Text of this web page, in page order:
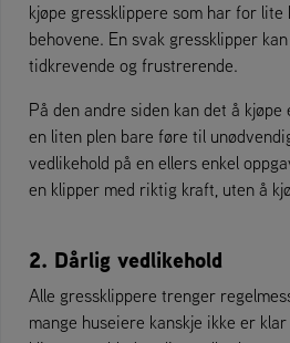
kjøpe gressklippere som har for lite
behovene. En svak gressklipper
tidkrevende og frustrerende.
På den andre siden kan det å
en liten plen bare føre til
vedlikehold på en ellers enkel
en klipper med riktig kraft, uten å
2. Dårlig vedlikehold
Alle gressklippere trenger
mange huseiere kanskje ikke er